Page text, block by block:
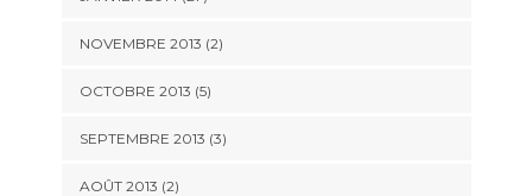
NOVEMBRE 2013 (2)
OCTOBRE 2013 (5)
SEPTEMBRE 2013 (3)
AOÛT 2013 (2)